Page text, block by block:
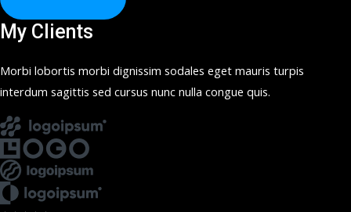
My Clients
Morbi lobortis morbi dignissim sodales eget mauris turpis
interdum sagittis sed cursus nunc nulla congue quis.